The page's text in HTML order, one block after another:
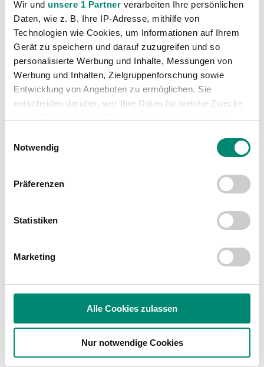
Wir und unsere 1 Partner verarbeiten Ihre persönlichen
Daten, wie z. B. Ihre IP-Adresse, mithilfe von
Technologien wie Cookies, um Informationen auf Ihrem
Gerät zu speichern und darauf zuzugreifen und so
personalisierte Werbung und Inhalte, Messungen von
Werbung und Inhalten, Zielgruppenforschung sowie
Entwicklung von Angeboten zu ermöglichen. Sie
entscheiden darüber, wer Ihre Daten für welche Zwecke
Trigger Symbol ändern oder widerrufen
Erfahren Sie mehr darüber, wie Ihre persönlichen Daten
verarbeitet werden, und legen Sie Ihre Präferenzen im
Wir verwenden Cookies, um Inhalte und Anzeigen zu
zu können und die Zugriffe auf unsere Website zu
Verwendung unserer Website an unsere Partner für
Partner führen diese Informationen möglicherweise mit
weiteren Daten zusammen, die Sie ihnen bereitgestellt
haben oder die sie im Rahmen Ihrer Nutzung der Dienste
gesammelt haben.
Notwendig
Präferenzen
Statistiken
Marketing
Alle Cookies zulassen
Nur notwendige Cookies
WEITERE NEWS